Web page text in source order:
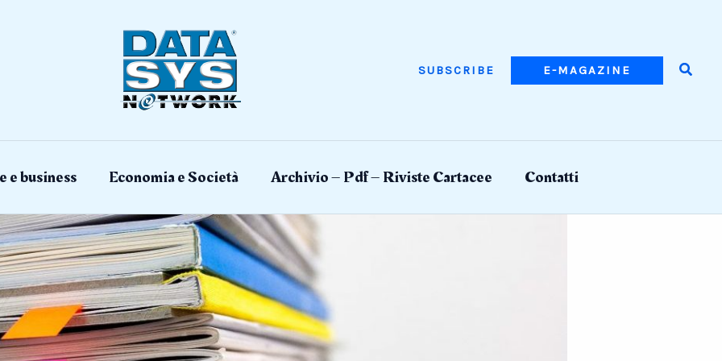
SUBSCRIBE E-MAGAZINE
e business Economia e Società Archivio – Pdf – Riviste Cartacee Contatti